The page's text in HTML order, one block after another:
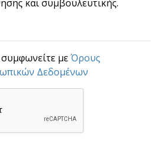
: Η τεχνική «σαν να…»
επιθυμίες. Κάποιοι
μεΌρους
Δεδομένων